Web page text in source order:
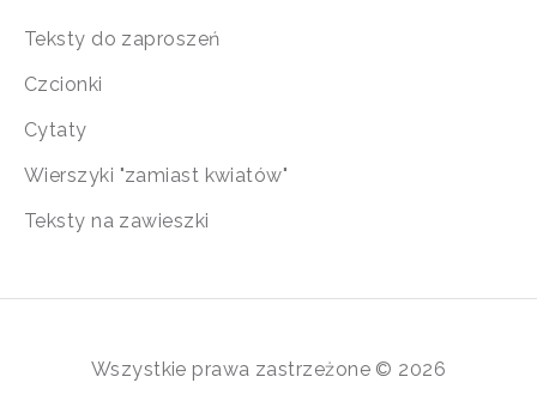
Teksty do zaproszeń
Czcionki
Cytaty
Wierszyki "zamiast kwiatów"
Teksty na zawieszki
Wszystkie prawa zastrzeżone © 2026